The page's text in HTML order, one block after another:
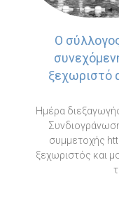
Ο
ξεχωριστό
Ημέρα
συμμετοχής
ξεχωριστός και